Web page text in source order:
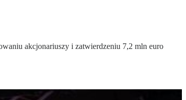
akcjonariuszy i zatwierdzeniu 7,2 mln euro